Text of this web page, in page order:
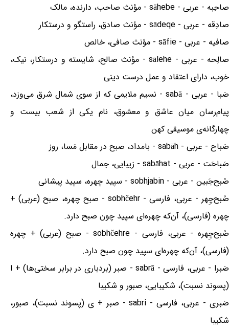
صاحِبه - عربی - sāhebe - مؤنث صاحب، دارنده، مالک
صادِقه - عربی - sādeqe - مؤنث صادق، راستگو و درستکار
صافیه - عربی - sāfie - مؤنث صافی، خالص
صالِحه - عربی - sālehe - مؤنث صالح، شایسته و درستکار، نیک،
خوب، دارای اعتقاد و عمل درست دینی
صَبا - عربی - sabā - نسیم ملایمی که از سوی شمال شرق می‌وزد،
پیام‌رسان میان عاشق و معشوق، نام یکی از شعب بیست و
چهارگانه‌ی موسیقی کهن
صَباح - عربی - sabāh - بامداد، صبح در مقابل مَسا، روز
صَباحَت - عربی - sabāhat - زیبایی، جمال
صُبح‌جَبین - عربی - sobhjabin - سپید چهره، سپید پیشانی
صُبح‌چِهر - عربی، فارسی - sobhčehr - صبح چهره، صبح (عربی) +
چهره (فارسی)، آن‌که چهره‌ای سپید چون صبح دارد.
صُبح‌چِهره - عربی، فارسی - sobhčehre - صبح (عربی) + چهره
(فارسی)، آن‌که چهره‌ای سپید چون صبح دارد.
صَبرا - عربی، فارسی - sabrā - صبر (بردباری در برابر سختی‌ها) + ا
(پسوند نسبت)، شکیبایی، صبور و شکیبا
صَبری - عربی، فارسی - sabri - صبر + ی (پسوند نسبت)، صبور،
شکیبا